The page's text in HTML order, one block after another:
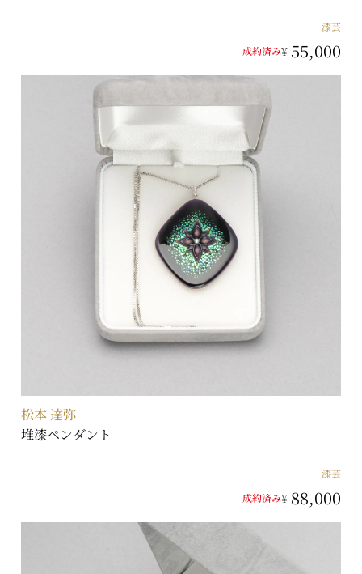
漆芸
成約済み¥ 55,000
松本 達弥
堆漆ペンダント
漆芸
成約済み¥ 88,000